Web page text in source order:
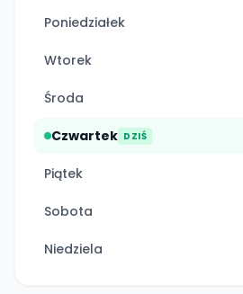
Poniedziałek
Wtorek
Środa
Czwartek DZIŚ
Piątek
Sobota
Niedziela